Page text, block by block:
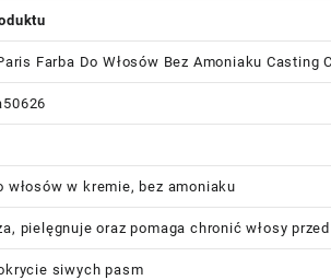
Farba Do Włosów Bez Amoniaku Casting
włosów w kremie, bez amoniaku
pielęgnuje oraz pomaga chronić włosy
siwych pasm